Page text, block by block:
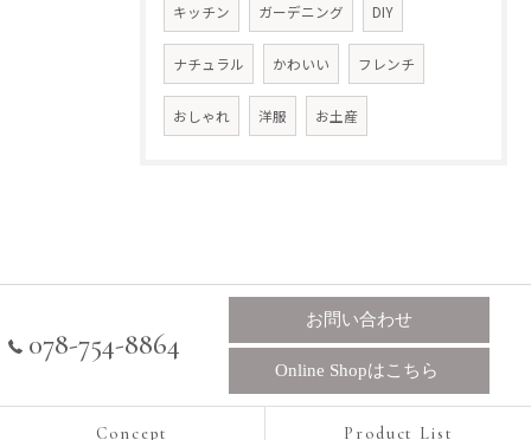
キッチン ガーデニング DIY
ナチュラル かわいい フレンチ
おしゃれ 洋服 お土産
078-754-8864
お問い合わせ
Online Shopはこちら
Concept Product List